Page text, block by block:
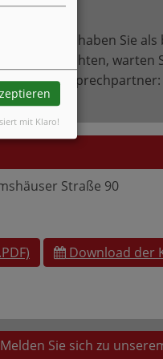
mit. Was haben Sie als
möchten, warten
Ihr
Straße 90
Download der
Melden Sie sich zu
mit Klaro!